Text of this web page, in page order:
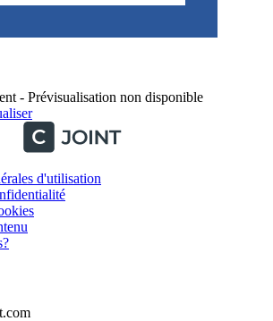
- Prévisualisation non disponible
d'utilisation